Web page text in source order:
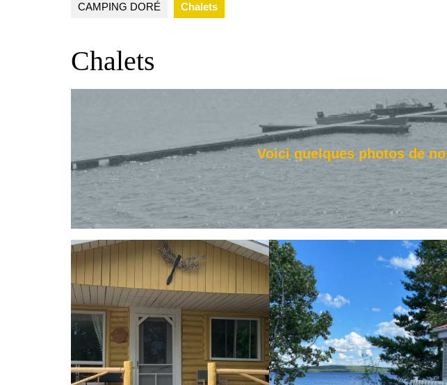
CAMPING DORÉ Chalets
Chalets
Voici quelques photos de